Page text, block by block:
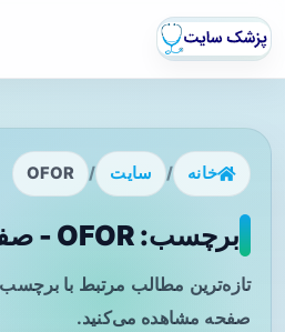
خانه / سایت /
OFOR
برچسب: OFOR - صفحه 1
صفحه مشاهده می‌کنید.